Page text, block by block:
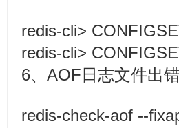
redis-cli>
redis-cli>
6、AOF日志文件出
redis-check-aof --